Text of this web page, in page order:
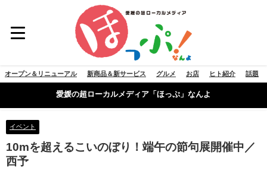
オープン＆リニューアル 新商品＆新サービス グルメ お店 ヒト紹介 話題
愛媛の超ローカルメディア「ほっぷ」なんよ
イベント
10mを超えるこいのぼり！端午の節句展開催中／
西予